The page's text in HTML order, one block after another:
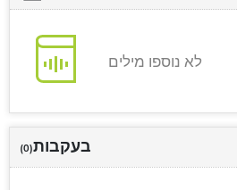
לא נוספו מילים
בעקבות(0)